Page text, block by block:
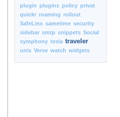
plugin plugins policy privat
quickr roaming rollout
SafeLinx sametime security
sidebar smtp snippets Social
symphony tesla traveler
unix Verse watch widgets